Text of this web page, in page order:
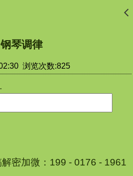
󰊒
钢琴调律
浏览次数:825
密加微：199 - 0176 - 1961